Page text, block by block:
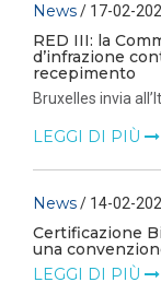
News/ 17-02-
RED III: la
d’infrazione
recepimento
Bruxelles invia
LEGGI DI PIÙ
News/ 14-02-
Certificazione
una
LEGGI DI PIÙ